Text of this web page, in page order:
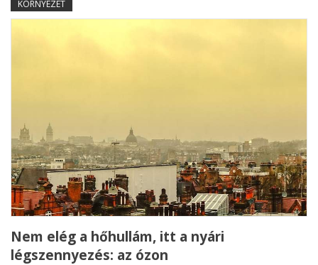
KÖRNYEZET
Nem elég a hőhullám, itt a nyári
légszennyezés: az ózon